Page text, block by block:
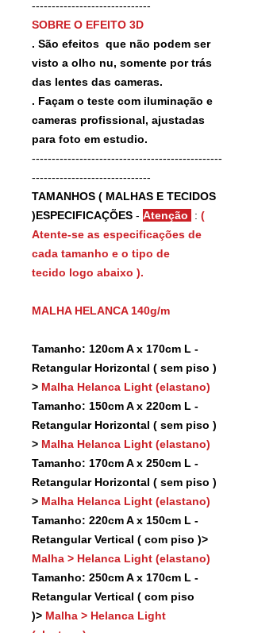
------------------------------
SOBRE O EFEITO 3D
. São efeitos que não podem ser
visto a olho nu, somente por trás
das lentes das cameras.
. Façam o teste com iluminação e
cameras profissional, ajustadas
para foto em estudio.
------------------------------------------------
------------------------------
TAMANHOS ( MALHAS E TECIDOS
)ESPECIFICAÇÕES - Atenção : (
Atente-se as especificações de
cada tamanho e o tipo de
tecido logo abaixo ).
MALHA HELANCA 140g/m
Tamanho: 120cm A x 170cm L -
Retangular Horizontal ( sem piso )
> Malha Helanca Light (elastano)
Tamanho: 150cm A x 220cm L -
Retangular Horizontal ( sem piso )
> Malha Helanca Light (elastano)
Tamanho: 170cm A x 250cm L -
Retangular Horizontal ( sem piso )
> Malha Helanca Light (elastano)
Tamanho: 220cm A x 150cm L -
Retangular Vertical ( com piso )>
Malha > Helanca Light (elastano)
Tamanho: 250cm A x 170cm L -
Retangular Vertical ( com piso
)> Malha > Helanca Light